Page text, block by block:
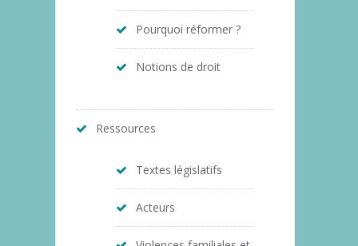
Pourquoi réformer ?
Notions de droit
Ressources
Textes législatifs
Acteurs